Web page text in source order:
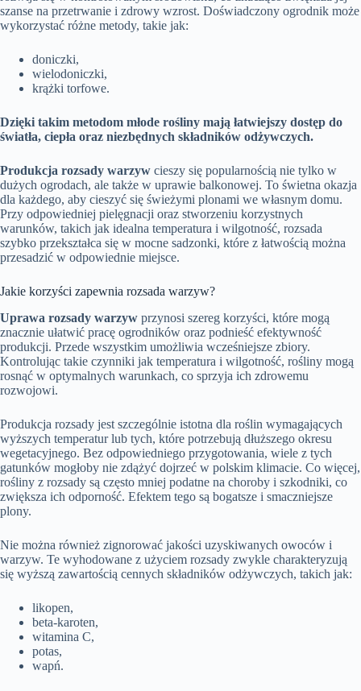
szanse na przetrwanie i zdrowy wzrost. Doświadczony ogrodnik może
wykorzystać różne metody, takie jak:
doniczki,
wielodoniczki,
krążki torfowe.
Dzięki takim metodom młode rośliny mają łatwiejszy dostęp do
światła, ciepła oraz niezbędnych składników odżywczych.
Produkcja rozsady warzyw cieszy się popularnością nie tylko w
dużych ogrodach, ale także w uprawie balkonowej. To świetna okazja
dla każdego, aby cieszyć się świeżymi plonami we własnym domu.
Przy odpowiedniej pielęgnacji oraz stworzeniu korzystnych
warunków, takich jak idealna temperatura i wilgotność, rozsada
szybko przekształca się w mocne sadzonki, które z łatwością można
przesadzić w odpowiednie miejsce.
Jakie korzyści zapewnia rozsada warzyw?
Uprawa rozsady warzyw przynosi szereg korzyści, które mogą
znacznie ułatwić pracę ogrodników oraz podnieść efektywność
produkcji. Przede wszystkim umożliwia wcześniejsze zbiory.
Kontrolując takie czynniki jak temperatura i wilgotność, rośliny mogą
rosnąć w optymalnych warunkach, co sprzyja ich zdrowemu
rozwojowi.
Produkcja rozsady jest szczególnie istotna dla roślin wymagających
wyższych temperatur lub tych, które potrzebują dłuższego okresu
wegetacyjnego. Bez odpowiedniego przygotowania, wiele z tych
gatunków mogłoby nie zdążyć dojrzeć w polskim klimacie. Co więcej,
rośliny z rozsady są często mniej podatne na choroby i szkodniki, co
zwiększa ich odporność. Efektem tego są bogatsze i smaczniejsze
plony.
Nie można również zignorować jakości uzyskiwanych owoców i
warzyw. Te wyhodowane z użyciem rozsady zwykle charakteryzują
się wyższą zawartością cennych składników odżywczych, takich jak:
likopen,
beta-karoten,
witamina C,
potas,
wapń.